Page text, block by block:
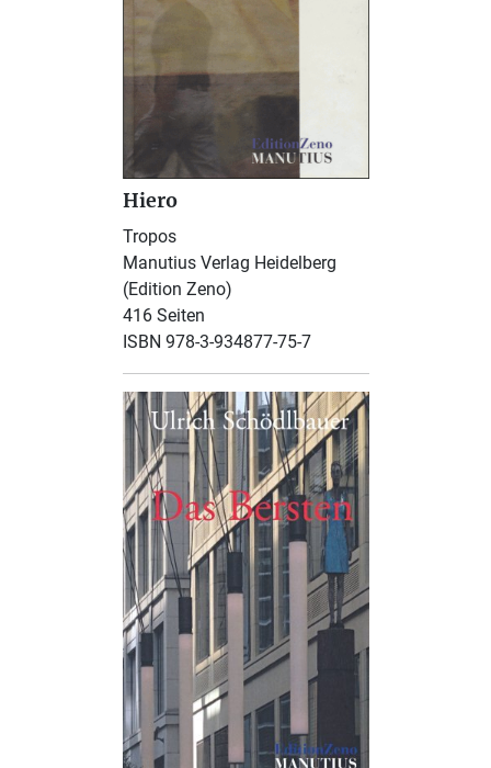
Hiero
Tropos
Manutius Verlag Heidelberg
(Edition Zeno)
416 Seiten
ISBN 978-3-934877-75-7